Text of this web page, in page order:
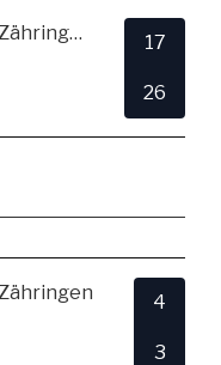
TSV Alemannia Freiburg-Zähringen
17
26
4
3